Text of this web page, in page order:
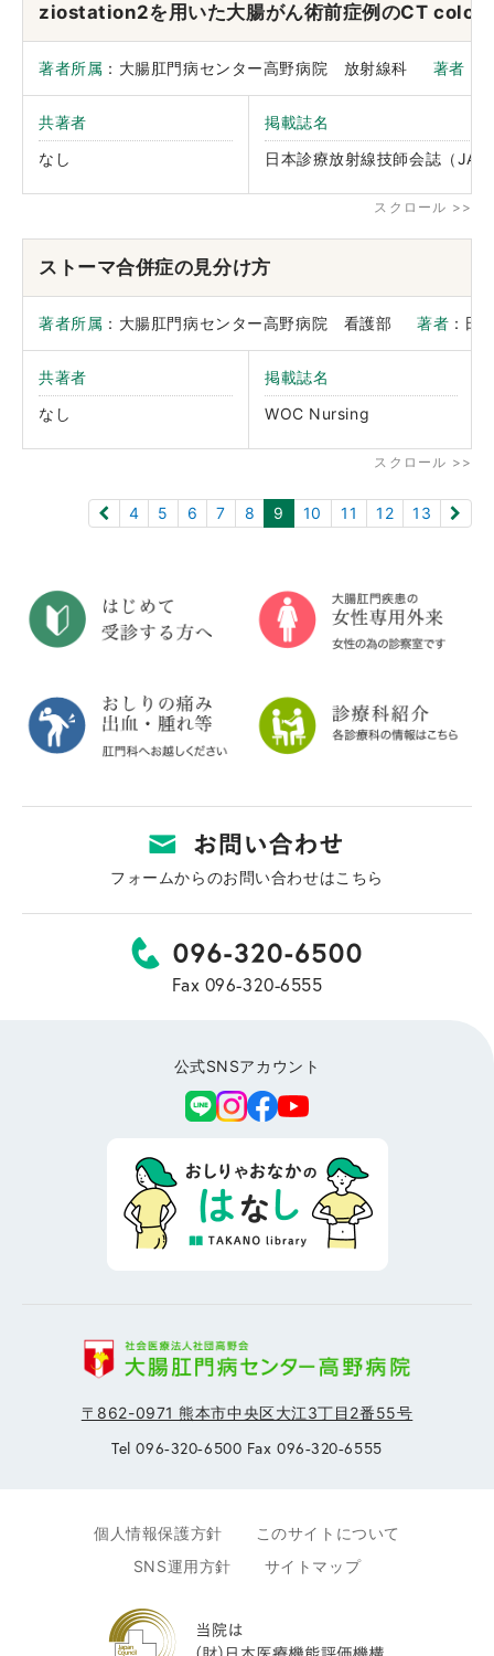
ziostation2を用いた大腸がん術前症例のCT
著者所属 ：大腸肛門病センター高野病院 放射線科 著者
共著者
なし
掲載誌名
日本診療放射線技師会誌（
ストーマ合併症の見分け方
著者所属 ：大腸肛門病センター高野病院 看護部著者 ：
共著者
なし
掲載誌名
WOC Nursing
4 5 6 7 8 9 10 11 12 13
フォームからのお問い合わせはこちら
Fax 096-320-6555
公式SNSアカウント
〒862-0971 熊本市中央区大江3丁目2番55号
Tel 096-320-6500 Fax 096-320-6555
個人情報保護方針
このサイトについて
SNS運用方針
サイトマップ